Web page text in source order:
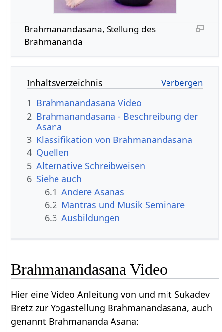
Brahmanandasana, Stellung des
Brahmananda
Inhaltsverzeichnis
1 Brahmanandasana Video
2 Brahmanandasana - Beschreibung der
Asana
3 Klassifikation von Brahmanandasana
4 Quellen
5 Alternative Schreibweisen
6 Siehe auch
6.1 Andere Asanas
6.2 Mantras und Musik Seminare
6.3 Ausbildungen
Brahmanandasana Video
Hier eine Video Anleitung von und mit Sukadev
Bretz zur Yogastellung Brahmanandasana, auch
genannt Brahmananda Asana: